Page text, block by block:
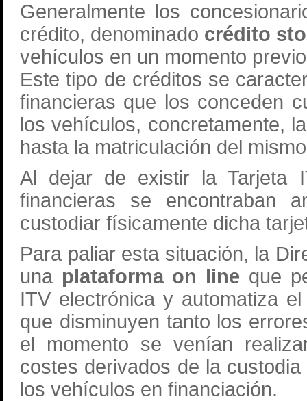
Generalmente los
crédito, denominado crédito
vehículos en un momento
Este tipo de créditos se
financieras que los conceden
los vehículos, concretamente,
hasta la matriculación del
Al dejar de existir la Tarjeta
financieras se encontraban
custodiar físicamente dicha
Para paliar esta situación, la
una plataforma on line que
ITV electrónica y automatiza
que disminuyen tanto los
el momento se venían
costes derivados de la
los vehículos en financiación.